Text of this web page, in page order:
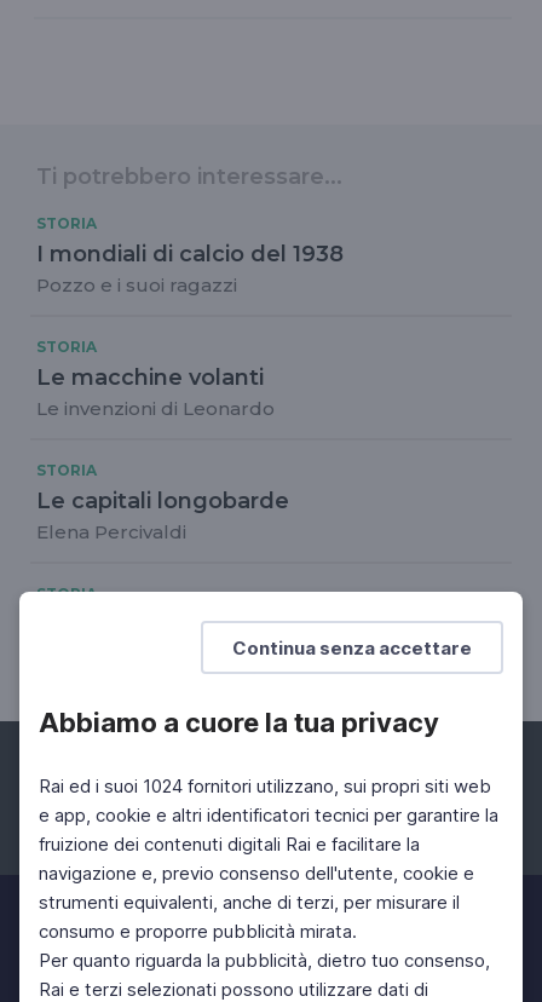
Continua senza accettare
Abbiamo a cuore la tua privacy
Rai ed i suoi 1024 fornitori utilizzano, sui propri siti web
e app, cookie e altri identificatori tecnici per garantire la
fruizione dei contenuti digitali Rai e facilitare la
navigazione e, previo consenso dell'utente, cookie e
strumenti equivalenti, anche di terzi, per misurare il
consumo e proporre pubblicità mirata.
Per quanto riguarda la pubblicità, dietro tuo consenso,
Rai e terzi selezionati possono utilizzare dati di
Ti potrebbero interessare...
STORIA
I mondiali di calcio del 1938
Pozzo e i suoi ragazzi
STORIA
Le macchine volanti
Le invenzioni di Leonardo
STORIA
Le capitali longobarde
Elena Percivaldi
STORIA
La lunga liberazione
Facebook Instagram Twitter